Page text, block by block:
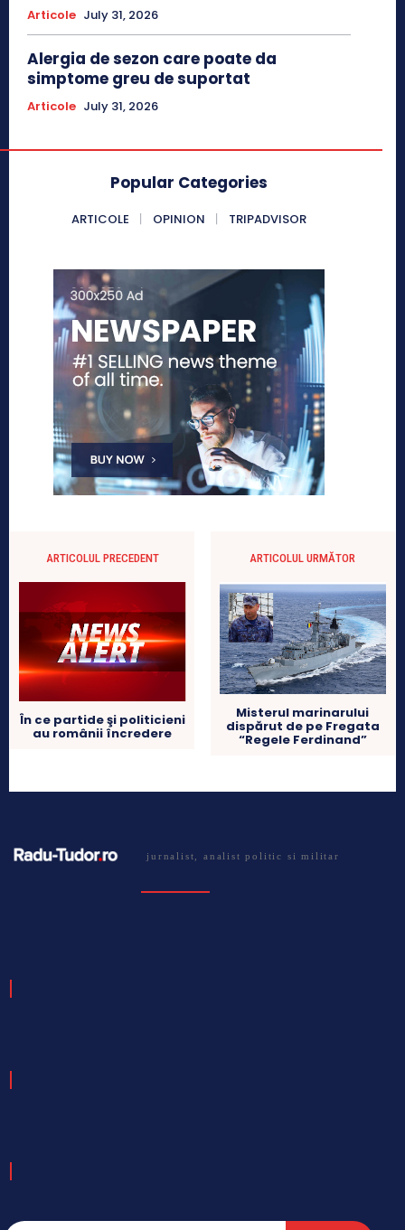
Articole July 31, 2026
Alergia de sezon care poate da
simptome greu de suportat
Articole July 31, 2026
Popular Categories
ARTICOLE OPINION TRIPADVISOR
ARTICOLUL PRECEDENT
În ce partide şi politicieni
au românii încredere
ARTICOLUL URMĂTOR
Misterul marinarului
dispărut de pe Fregata
“Regele Ferdinand”
jurnalist, analist politic si militar